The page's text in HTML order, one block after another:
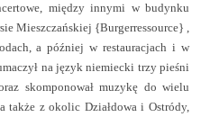
między innymi w budynku
Mieszczańskiej {Burgerressource} ,
a później w restauracjach i w
na język niemiecki trzy pieśni
skomponował muzykę do wielu
także z okolic Działdowa i Ostródy,